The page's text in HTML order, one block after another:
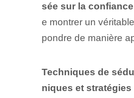
sée sur la
e montrer un
pondre de manière
Techniques de
niques et